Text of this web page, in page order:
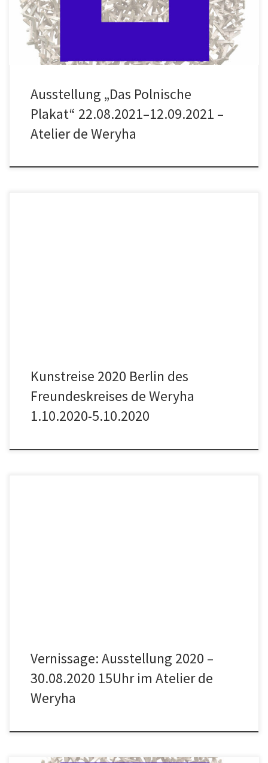
21031 Hamburg Um 15 Uhr Begrüßung und […]
Ausstellung „Das Polnische
Plakat“ 22.08.2021–12.09.2021 –
Atelier de Weryha
Kunstreise 2020 Berlin des
Freundeskreises de Weryha
1.10.2020-5.10.2020
Vernissage: Ausstellung 2020 –
30.08.2020 15Uhr im Atelier de
Weryha